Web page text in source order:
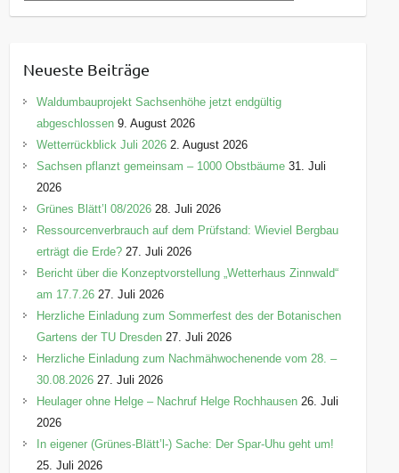
a
g
o
i
e
Neueste Beiträge
Waldumbauprojekt Sachsenhöhe jetzt endgültig
abgeschlossen 9. August 2026
Wetterrückblick Juli 2026 2. August 2026
Sachsen pflanzt gemeinsam – 1000 Obstbäume 31. Juli
2026
Grünes Blätt’l 08/2026 28. Juli 2026
Ressourcenverbrauch auf dem Prüfstand: Wieviel Bergbau
erträgt die Erde? 27. Juli 2026
Bericht über die Konzeptvorstellung „Wetterhaus Zinnwald“
am 17.7.26 27. Juli 2026
Herzliche Einladung zum Sommerfest des der Botanischen
Gartens der TU Dresden 27. Juli 2026
Herzliche Einladung zum Nachmähwochenende vom 28. –
30.08.2026 27. Juli 2026
Heulager ohne Helge – Nachruf Helge Rochhausen 26. Juli
2026
In eigener (Grünes-Blätt’l-) Sache: Der Spar-Uhu geht um!
25. Juli 2026